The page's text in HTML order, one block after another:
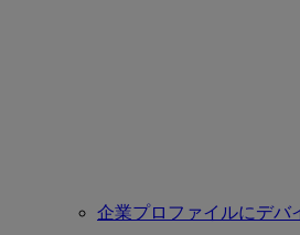
企業プロファイルにデバ